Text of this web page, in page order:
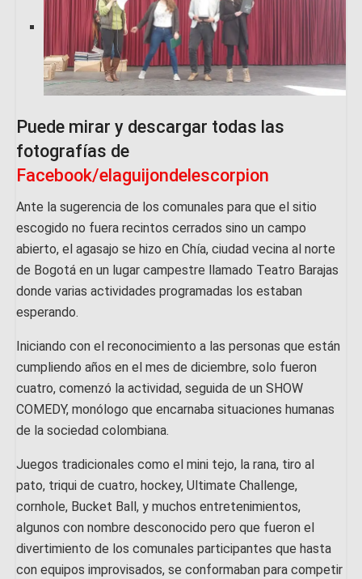
Puede mirar y descargar todas las
fotografías de
Facebook/elaguijondelescorpion
Ante la sugerencia de los comunales para que el sitio
escogido no fuera recintos cerrados sino un campo
abierto, el agasajo se hizo en Chía, ciudad vecina al norte
de Bogotá en un lugar campestre llamado Teatro Barajas
donde varias actividades programadas los estaban
esperando.
Iniciando con el reconocimiento a las personas que están
cumpliendo años en el mes de diciembre, solo fueron
cuatro, comenzó la actividad, seguida de un SHOW
COMEDY, monólogo que encarnaba situaciones humanas
de la sociedad colombiana.
Juegos tradicionales como el mini tejo, la rana, tiro al
pato, triqui de cuatro, hockey, Ultimate Challenge,
cornhole, Bucket Ball, y muchos entretenimientos,
algunos con nombre desconocido pero que fueron el
divertimiento de los comunales participantes que hasta
con equipos improvisados, se conformaban para competir